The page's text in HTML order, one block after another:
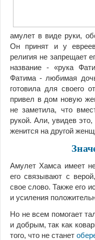
амулет в виде руки,
Он принят и у
религия не запрещает
название - «рука
Фатима - любимая
готовила для своего
привел в дом новую
не заметила, что
рукой. Али, увидев
женится на другой
Амулет Хамса имеет
его связывают с
свое слово. Также его
и усиления
Но не всем помогает
и добрым, так как
того, что не станет